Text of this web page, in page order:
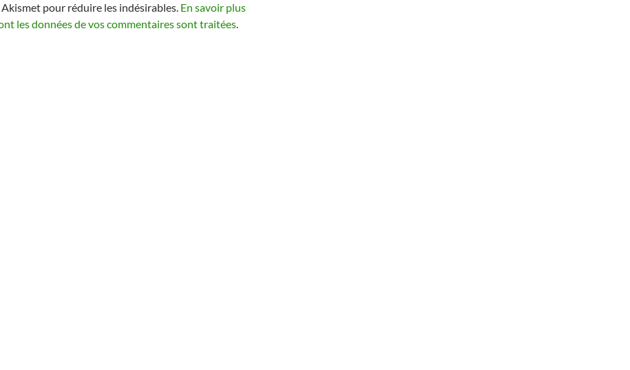
pour réduire les indésirables. En savoir plus
les données de vos commentaires sont traitées.